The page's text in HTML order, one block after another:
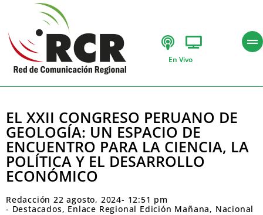
En Vivo
EL XXII CONGRESO PERUANO DE
GEOLOGÍA: UN ESPACIO DE
ENCUENTRO PARA LA CIENCIA, LA
POLÍTICA Y EL DESARROLLO
ECONÓMICO
Redacción 22 agosto, 2024- 12:51 pm
- Destacados, Enlace Regional Edición Mañana, Nacional